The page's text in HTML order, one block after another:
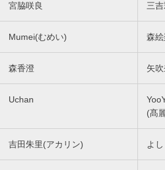
宮脇咲良 三
Mumei(むめい) 森
森香澄 矢
Uchan
(髙
吉田朱里(アカリン) よ